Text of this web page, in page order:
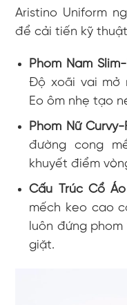
Aristino Uniform
để cải tiến kỹ
Phom Nam
Độ xoãi vai mở
Eo ôm nhẹ tạo
Phom Nữ Curvy-
đường cong
khuyết điểm
Cấu Trúc Cổ Áo
mếch keo cao
luôn đứng
giặt.